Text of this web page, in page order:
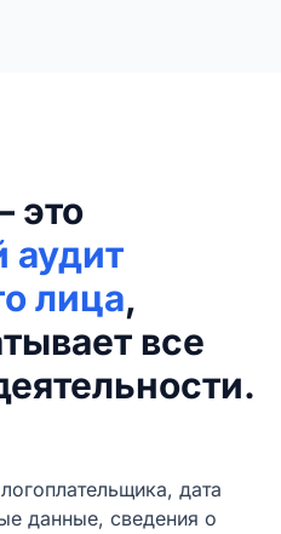
это
аудит
лица,
все
дата
данные, сведения о